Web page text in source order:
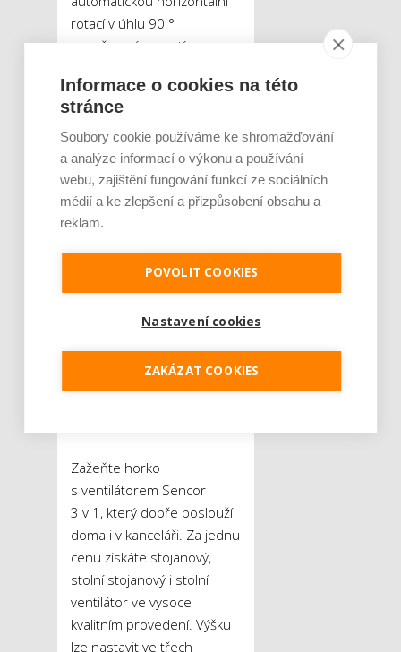
rotací v úhlu 90 °
s možností vypnutí
sklonu. Pogumovaná
spodní část ventilátoru
zajišťuje vysokou stabilitu.
Koupíte na Astoreo.cz.
Cena: 1 299 Kč
Zažeňte horko
s ventilátorem Sencor
3 v 1, který dobře poslouží
doma i v kanceláři. Za jednu
cenu získáte stojanový,
stolní stojanový i stolní
ventilátor ve vysoce
kvalitním provedení. Výšku
lze nastavit ve třech
Informace o cookies na této
stránce
Soubory cookie používáme ke shromažďování
a analýze informací o výkonu a používání
webu, zajištění fungování funkcí ze sociálních
médií a ke zlepšení a přizpůsobení obsahu a
reklam.
POVOLIT COOKIES
Nastavení cookies
ZAKÁZAT COOKIES